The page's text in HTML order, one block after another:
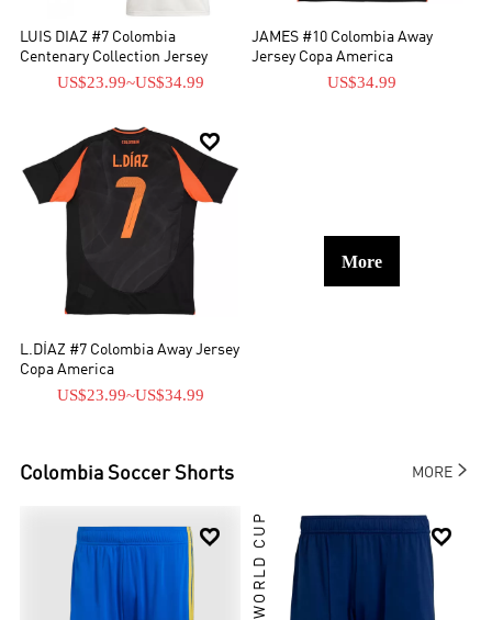
LUIS DIAZ #7 Colombia
Centenary Collection Jersey
US$23.99~US$34.99
JAMES #10 Colombia Away
Jersey Copa America
US$34.99

L.DÍAZ #7 Colombia Away Jersey
Copa America
US$23.99~US$34.99
More
Colombia Soccer Shorts MORE
 
WORLD CUP